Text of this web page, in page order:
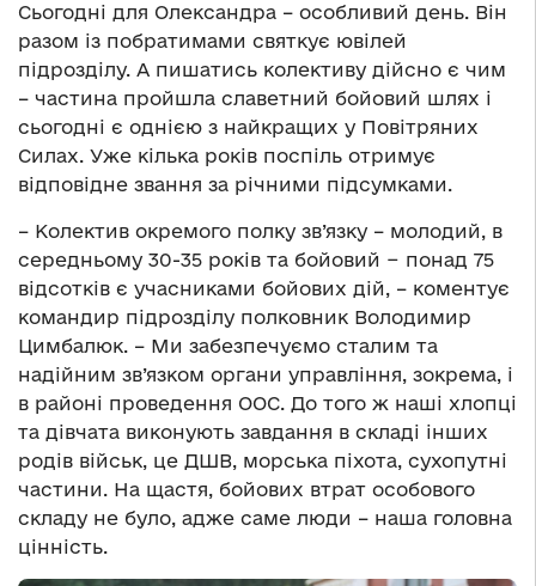
Сьогодні для Олександра – особливий день. Він
разом із побратимами святкує ювілей
підрозділу. А пишатись колективу дійсно є чим
– частина пройшла славетний бойовий шлях і
сьогодні є однією з найкращих у Повітряних
Силах. Уже кілька років поспіль отримує
відповідне звання за річними підсумками.
– Колектив окремого полку зв’язку – молодий, в
середньому 30-35 років та бойовий − понад 75
відсотків є учасниками бойових дій, – коментує
командир підрозділу полковник Володимир
Цимбалюк. – Ми забезпечуємо сталим та
надійним зв’язком органи управління, зокрема, і
в районі проведення ООС. До того ж наші хлопці
та дівчата виконують завдання в складі інших
родів військ, це ДШВ, морська піхота, сухопутні
частини. На щастя, бойових втрат особового
складу не було, адже саме люди – наша головна
цінність.